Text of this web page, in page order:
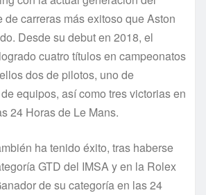
de carreras más exitoso que Aston
Desde su debut en 2018, el
cuatro títulos en campeonatos
dos de pilotos, uno de
equipos, así como tres victorias en
24 Horas de Le Mans.
ha tenido éxito, tras haberse
GTD del IMSA y en la Rolex
de su categoría en las 24